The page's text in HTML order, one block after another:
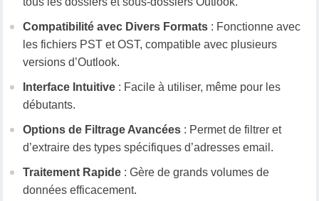
Compatibilité avec Divers Formats : Fonctionne avec
les fichiers PST et OST, compatible avec plusieurs
versions d’Outlook.
Interface Intuitive : Facile à utiliser, même pour les
débutants.
Options de Filtrage Avancées : Permet de filtrer et
d’extraire des types spécifiques d’adresses email.
Traitement Rapide : Gère de grands volumes de
données efficacement.